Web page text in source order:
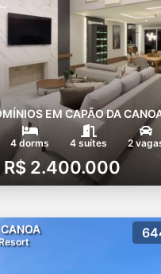
EM CAPÃO DA
4 dorms 4 suítes 2
R$ 2.400.000